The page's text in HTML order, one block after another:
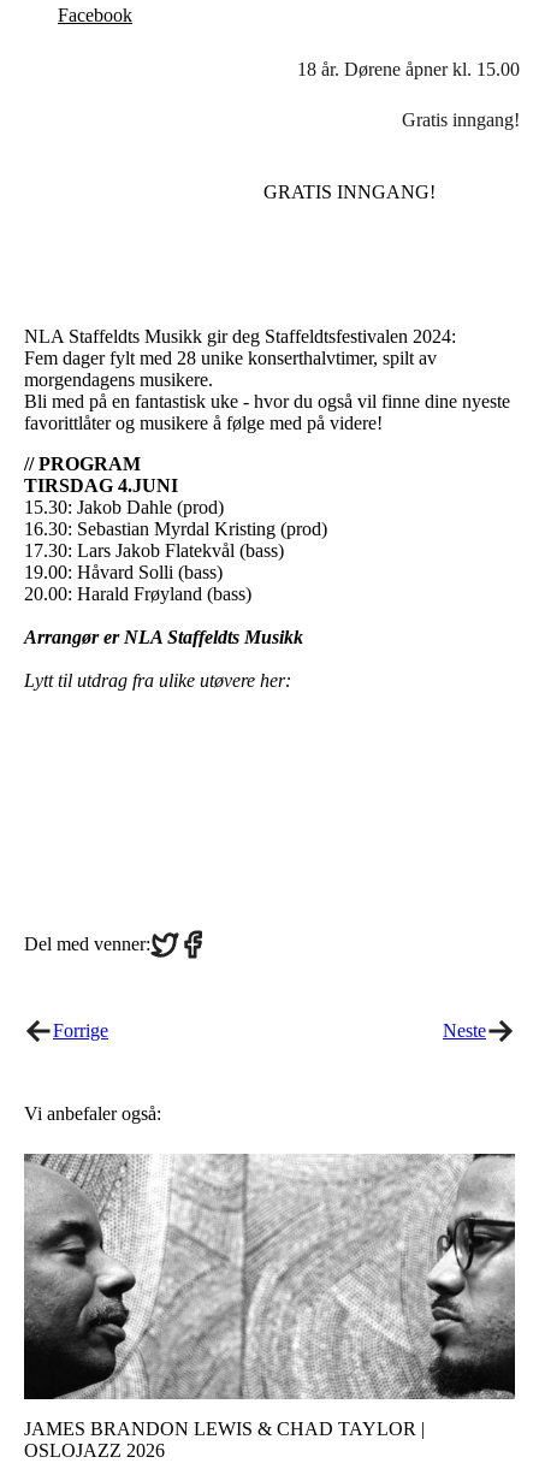
Facebook
18 år. Dørene åpner kl. 15.00
Gratis inngang!
GRATIS INNGANG!
NLA Staffeldts Musikk gir deg Staffeldtsfestivalen 2024:
Fem dager fylt med 28 unike konserthalvtimer, spilt av
morgendagens musikere.
Bli med på en fantastisk uke - hvor du også vil finne dine nyeste
favorittlåter og musikere å følge med på videre!
// PROGRAM
TIRSDAG 4.JUNI
15.30: Jakob Dahle (prod)
16.30: Sebastian Myrdal Kristing (prod)
17.30: Lars Jakob Flatekvål (bass)
19.00: Håvard Solli (bass)
20.00: Harald Frøyland (bass)
Arrangør er NLA Staffeldts Musikk
Lytt til utdrag fra ulike utøvere her:
Del med venner:Share
on
Share
on
Forrige Neste
Vi anbefaler også:
JAMES BRANDON LEWIS & CHAD TAYLOR |
OSLOJAZZ 2026